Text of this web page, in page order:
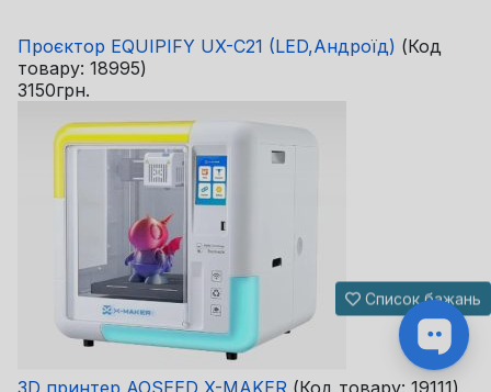
Проєктор EQUIPIFY UX-C21 (LED,Андроїд) (Код
товару: 18995)
3150грн.
3D принтер AOSEED X-MAKER (Код товару: 19111)
Список бажань